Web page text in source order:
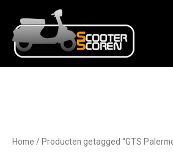
naar
inhoud
Home / Producten getagged “GTS